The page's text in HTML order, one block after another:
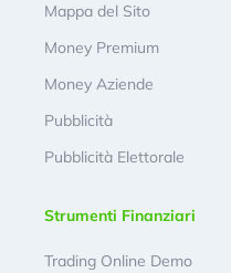
Mappa del Sito
Money Premium
Money Aziende
Pubblicità
Pubblicità Elettorale
Strumenti Finanziari
Trading Online Demo